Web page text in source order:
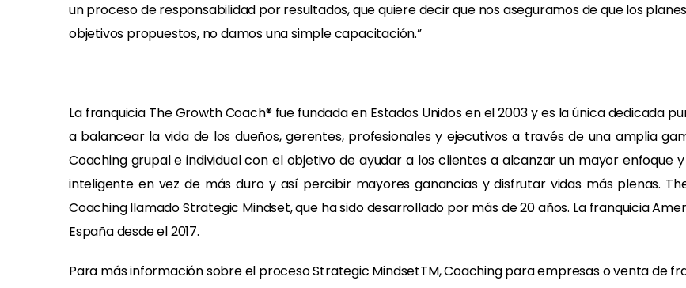
un proceso de responsabilidad por resultados, que quiere decir que nos aseguramos de que los
objetivos propuestos, no damos una simple capacitación.”
La franquicia The Growth Coach® fue fundada en Estados Unidos en el 2003 y es la única dedicada
a balancear la vida de los dueños, gerentes, profesionales y ejecutivos a través de una amplia
Coaching grupal e individual con el objetivo de ayudar a los clientes a alcanzar un mayor
inteligente en vez de más duro y así percibir mayores ganancias y disfrutar vidas más plenas.
Coaching llamado Strategic Mindset, que ha sido desarrollado por más de 20 años. La franquicia
España desde el 2017.
Para más información sobre el proceso Strategic MindsetTM, Coaching para empresas o venta de